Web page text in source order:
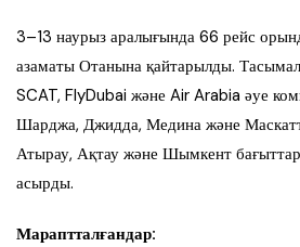
3–13 наурыз аралығында 66 рейс
азаматы Отанына қайтарылды.
SCAT, FlyDubai және Air Arabia әуе
Шарджа, Джидда, Медина және
Атырау, Ақтау және Шымкент
асырды.
Мараптталғандар: